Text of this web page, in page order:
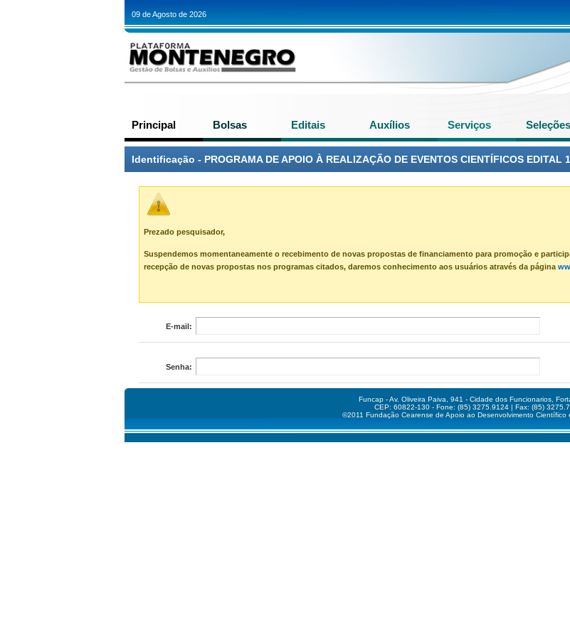
Funcap - Av. Oliveira Paiva, 941 - Cidade dos Funcionarios,
CEP: 60822-130 - Fone: (85) 3275.9124 | Fax: (85)
©2011 Fundação Cearense de Apoio ao Desenvolvimento Científico